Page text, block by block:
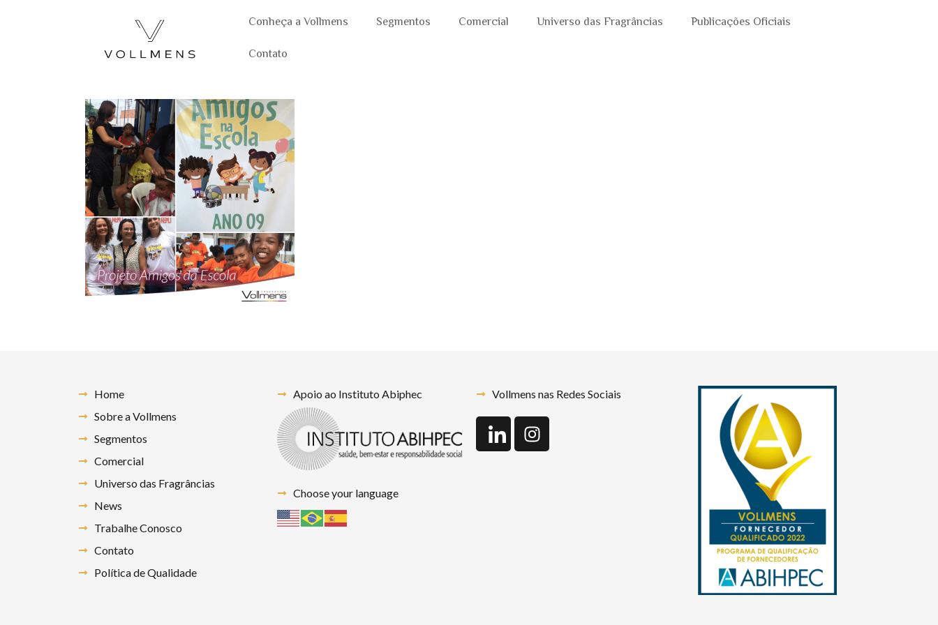
Conheça a Vollmens Segmentos Comercial Universo das Fragrâncias
Publicações Oficiais
Contato
Home
Sobre a Vollmens
Segmentos
Comercial
Universo das Fragrâncias
News
Trabalhe Conosco
Contato
Política de Qualidade
Apoio ao Instituto Abiphec
Choose your language
Vollmens nas Redes Sociais